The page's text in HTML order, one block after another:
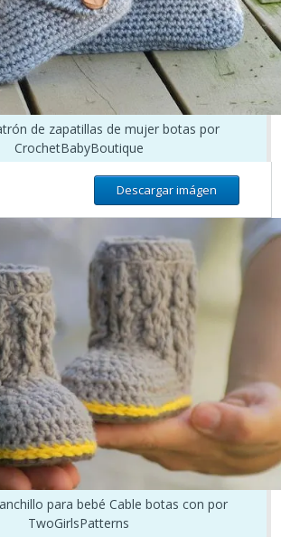
de zapatillas de mujer botas por
CrochetBabyBoutique
Descargar imágen
para bebé Cable botas con por
TwoGirlsPatterns